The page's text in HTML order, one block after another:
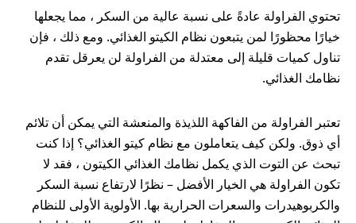
تحتوي الفراولة عادةً على نسبة عالية من السكر ، مما يجعلها
خيارًا محظورًا لمن يتبعون نظام الكيتو الغذائي. ومع ذلك ، فإن
تناول كميات قليلة إلى معتدلة من الفراولة لن يعرقل تقدم
نظامك الغذائي.
تعتبر الفراولة من الفاكهة اللذيذة والمنعشة التي يمكن أن تلائم
أي ذوق. ولكن كيف يتعاملون مع نظام كيتو الغذائي؟ إذا كنت
تبحث عن التوت الذي يكمل نظامك الغذائي الكيتون ، فقد لا
تكون الفراولة هي الخيار الأفضل – نظرًا لارتفاع نسبة السكر
والكربوهيدرات والسعرات الحرارية بها. الأولوية الأولى للنظام